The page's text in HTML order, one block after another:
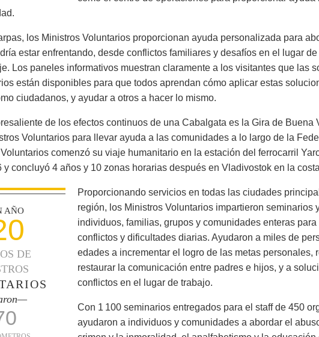
los Ministros Voluntarios proporcionan ayuda personalizada para
estar enfrentando, desde conflictos familiares y desafíos en el lugar
Los paneles informativos muestran claramente a los visitantes que las
están disponibles para que todos aprendan cómo aplicar estas
ciudadanos, y ayudar a otros a hacer lo mismo.
de los efectos continuos de una Cabalgata es la Gira de Buena
Voluntarios para llevar ayuda a las comunidades a lo largo de la
comenzó su viaje humanitario en la estación del ferrocarril
y concluyó 4 años y 10 zonas horarias después en Vladivostok en la
AÑO
DE
Proporcionando servicios en todas las ciudades
región, los Ministros Voluntarios impartieron seminarios
individuos, familias, grupos y comunidades enteras
conflictos y dificultades diarias. Ayudaron a miles de
edades a incrementar el logro de las metas personales,
restaurar la comunicación entre padres e hijos, y a
conflictos en el lugar de trabajo.
Con 1 100 seminarios entregados para el staff de 450
ayudaron a individuos y comunidades a abordar el